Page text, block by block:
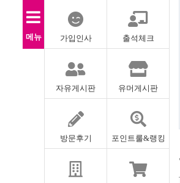
메뉴 가입인사 출석체크
자유게시판 유머게시판
방문후기 포인트룰&랭킹